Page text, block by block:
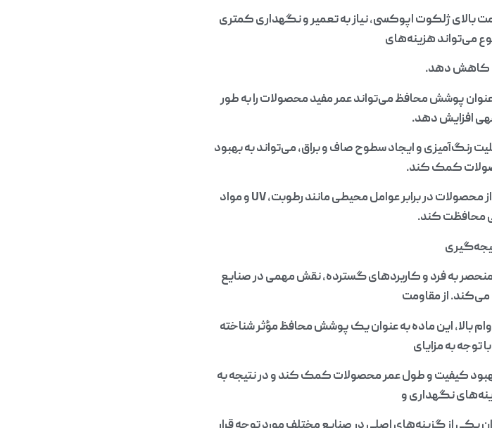
ژلکوت اپوکسی، نیاز به تعمیر و نگهداری کمتری
می‌تواند هزینه‌های
کاهش دهد.
پوشش محافظ می‌تواند عمر مفید محصولات را به طور
افزایش دهد.
رنگ‌آمیزی و ایجاد سطوح صاف و براق، می‌تواند به بهبود
کمک کند.
محافظت در برابر عوامل محیطی: این ماده می‌تواند از محصولات در برابر عوامل محیطی مانند رطوبت، UV و مواد
محافظت کند.
به فرد و کاربردهای گسترده، نقش مهمی در صنایع
می‌کند. از مقاومت
بالا، این ماده به عنوان یک پوشش محافظ مؤثر شناخته
توجه به مزایای
کیفیت و طول عمر محصولات کمک کند و در نتیجه به
نگهداری و